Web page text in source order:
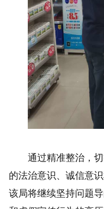
通过精准整治，
的法治意识、诚信意
该局将继续坚持问题